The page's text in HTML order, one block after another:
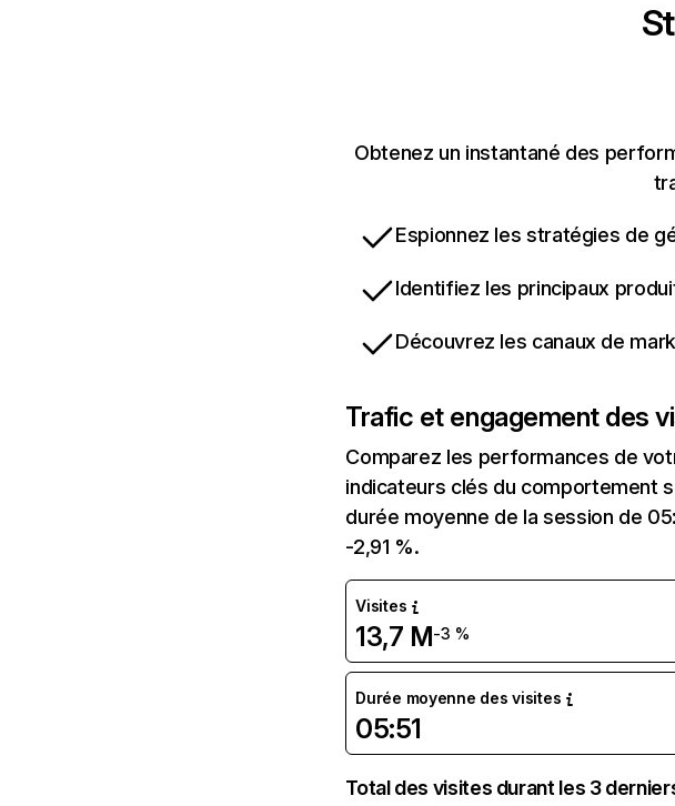
Obtenez un instantané des
Espionnez les stratégies de
Identifiez les principaux
Découvrez les canaux de
Trafic et engagement des
Comparez les performances de
indicateurs clés du comportement
durée moyenne de la session de
-2,91 %.
Visites
13,7 M-3 %
Durée moyenne des visites
05:51
Total des visites durant les 3